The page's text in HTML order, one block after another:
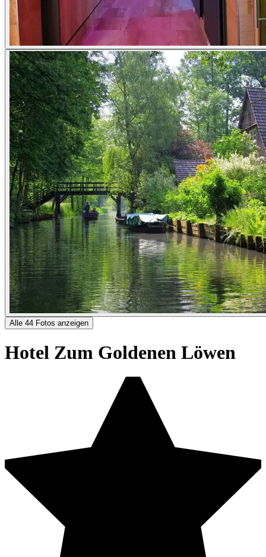
Alle 44 Fotos anzeigen
Hotel Zum Goldenen Löwen